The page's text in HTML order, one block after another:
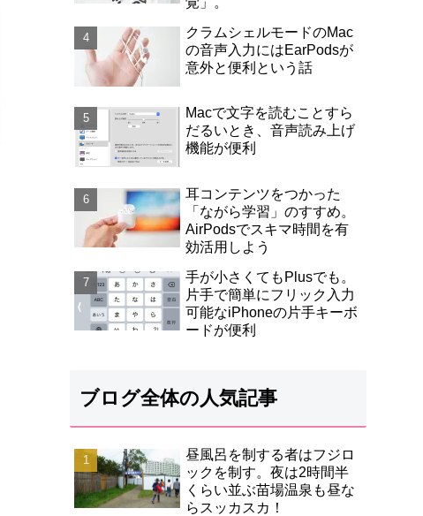
クラムシェルモードのMac
の音声入力にはEarPodsが
意外と便利という話
Macで文字を読むことすら
だるいとき、音声読み上げ
機能が便利
耳コンテンツをつかった
「ながら学習」のすすめ。
AirPodsでスキマ時間を有
効活用しよう
手が小さくてもPlusでも。
片手で簡単にフリック入力
可能なiPhoneの片手キーボ
ードが便利
ブログ全体の人気記事
昼風呂を制する者はフジロ
ックを制す。夜は2時間半
くらい並ぶ苗場温泉も昼な
らスッカスカ！